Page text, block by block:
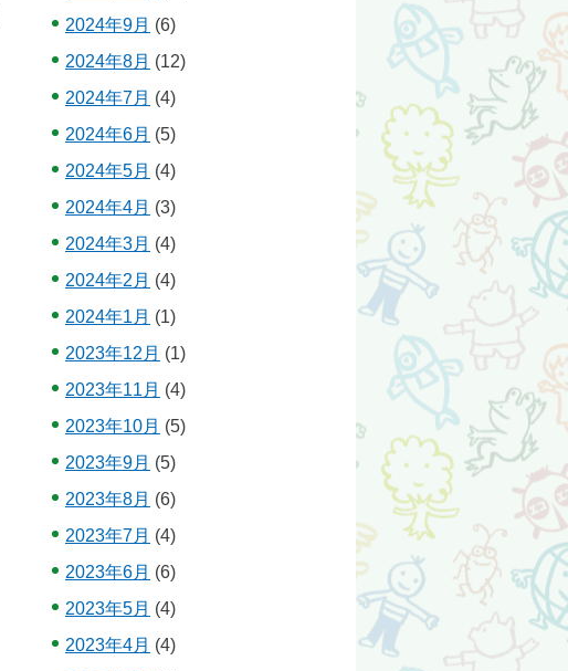
2024年9月 (6)
2024年8月 (12)
2024年7月 (4)
2024年6月 (5)
2024年5月 (4)
2024年4月 (3)
2024年3月 (4)
2024年2月 (4)
2024年1月 (1)
2023年12月 (1)
2023年11月 (4)
2023年10月 (5)
2023年9月 (5)
2023年8月 (6)
2023年7月 (4)
2023年6月 (6)
2023年5月 (4)
2023年4月 (4)